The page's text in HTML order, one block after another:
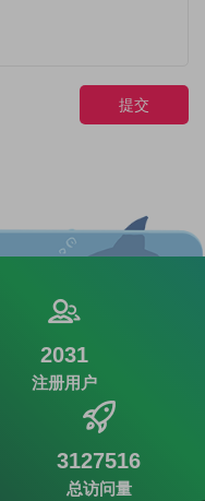
提交
2031
注册用户
3127516
总访问量